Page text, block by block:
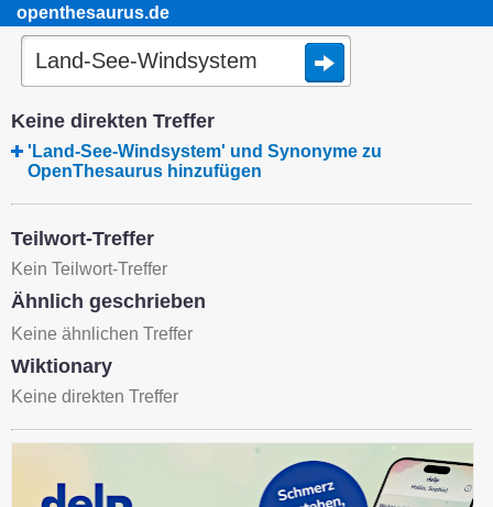
openthesaurus.de
Keine direkten Treffer
'Land-See-Windsystem' und Synonyme zu
OpenThesaurus hinzufügen
Teilwort-Treffer
Kein Teilwort-Treffer
Ähnlich geschrieben
Keine ähnlichen Treffer
Wiktionary
Keine direkten Treffer